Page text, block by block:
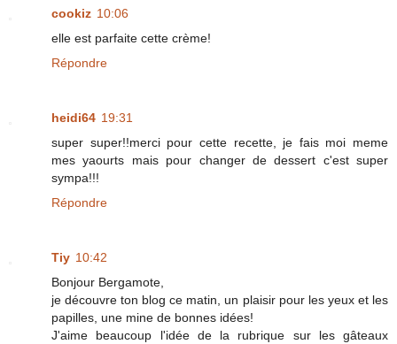
cookiz 10:06
elle est parfaite cette crème!
Répondre
heidi64 19:31
super super!!merci pour cette recette, je fais moi meme
mes yaourts mais pour changer de dessert c'est super
sympa!!!
Répondre
Tiy 10:42
Bonjour Bergamote,
je découvre ton blog ce matin, un plaisir pour les yeux et les
papilles, une mine de bonnes idées!
J'aime beaucoup l'idée de la rubrique sur les gâteaux